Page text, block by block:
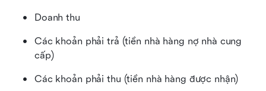
Doanh thu
Các khoản phải trả (tiền nhà hàng nợ nhà cung
cấp)
Các khoản phải thu (tiền nhà hàng được nhận)